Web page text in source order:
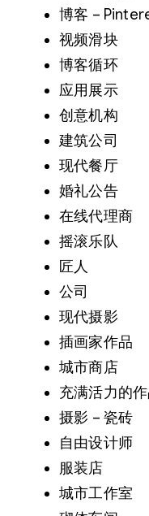
博客 –
视频滑块
博客循环
应用展示
创意机构
建筑公司
现代餐厅
婚礼公告
在线代理商
摇滚乐队
匠人
公司
现代摄影
插画家作品
城市商店
充满活力的
摄影 – 瓷砖
自由设计师
服装店
城市工作室